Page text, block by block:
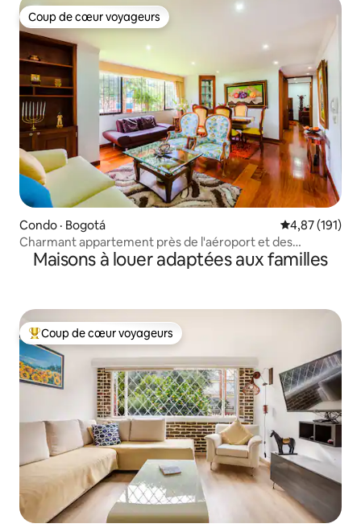
Coup de cœur voyageurs
Coup de cœur voyageurs
Condo · Bogotá Note
4,87 (191)
Charmant appartement près de l'aéroport et des
principaux lieux d'événements
Maisons à louer adaptées aux familles
Coup de cœur voyageurs parmi les plus aimés
Coup de cœur voyageurs